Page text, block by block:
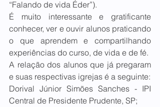
“Falando de vida Éder”).
É muito interessante e gratificante
conhecer, ver e ouvir alunos praticando
o que aprendem e compartilhando
experiências do curso, de vida e de fé.
A relação dos alunos que já pregaram
e suas respectivas igrejas é a seguinte:
Dorival Júnior Simões Sanches - IPI
Central de Presidente Prudente, SP;